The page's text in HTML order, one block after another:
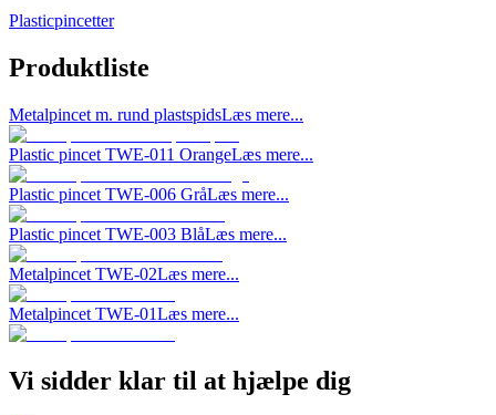
Plasticpincetter
Produktliste
Metalpincet m. rund plastspidsLæs mere...
Plastic pincet TWE-011 OrangeLæs mere...
Plastic pincet TWE-006 GråLæs mere...
Plastic pincet TWE-003 BlåLæs mere...
Metalpincet TWE-02Læs mere...
Metalpincet TWE-01Læs mere...
Vi sidder klar til at hjælpe dig